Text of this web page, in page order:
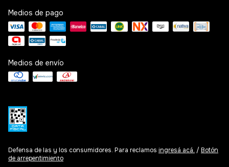
Medios de pago
Medios de envío
Defensa de las y los consumidores. Para reclamos ingresá acá. / Botón
de arrepentimiento